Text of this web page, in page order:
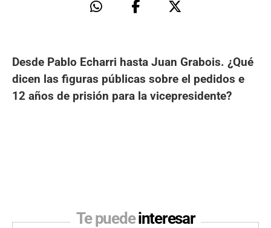
Desde Pablo Echarri hasta Juan Grabois. ¿Qué
dicen las figuras públicas sobre el pedidos e
12 años de prisión para la vicepresidente?
Te puedeinteresar